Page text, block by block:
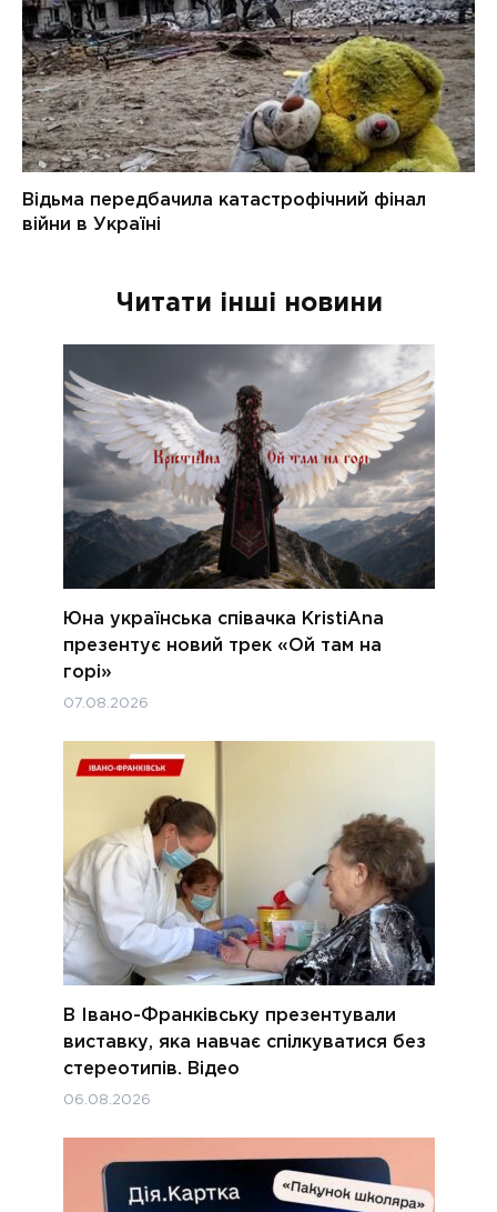
Читати інші новини
Юна українська співачка KristiAna
презентує новий трек «Ой там на
горі»
07.08.2026
В Івано-Франківську презентували
виставку, яка навчає спілкуватися без
стереотипів. Відео
06.08.2026